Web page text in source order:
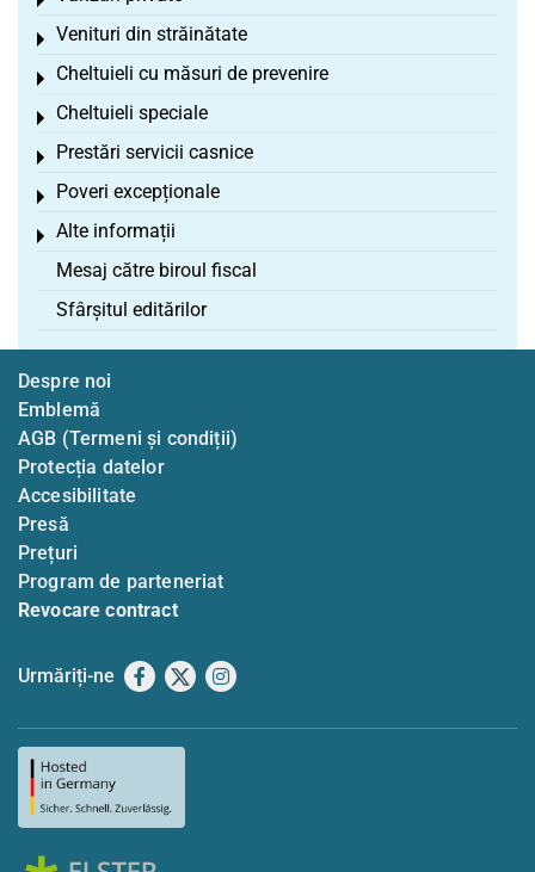
Venituri din străinătate
Toggle menu
Cheltuieli cu măsuri de prevenire
Toggle menu
Cheltuieli speciale
Toggle menu
Prestări servicii casnice
Toggle menu
Poveri excepționale
Toggle menu
Alte informații
Toggle menu
Mesaj către biroul fiscal
Sfârșitul editărilor
Despre noi
Emblemă
AGB (Termeni și condiții)
Protecția datelor
Accesibilitate
Presă
Prețuri
Program de parteneriat
Revocare contract
Urmăriți-ne Facebook
X Instagram